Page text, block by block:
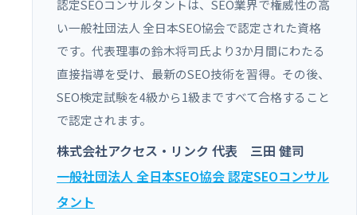
認定SEOコンサルタントは、SEO業界で権威性の高
い一般社団法人 全日本SEO協会で認定された資格
です。代表理事の鈴木将司氏より3か月間にわたる
直接指導を受け、最新のSEO技術を習得。その後、
SEO検定試験を4級から1級まですべて合格すること
で認定されます。
株式会社アクセス・リンク 代表 三田 健司
一般社団法人 全日本SEO協会 認定SEOコンサル
タント